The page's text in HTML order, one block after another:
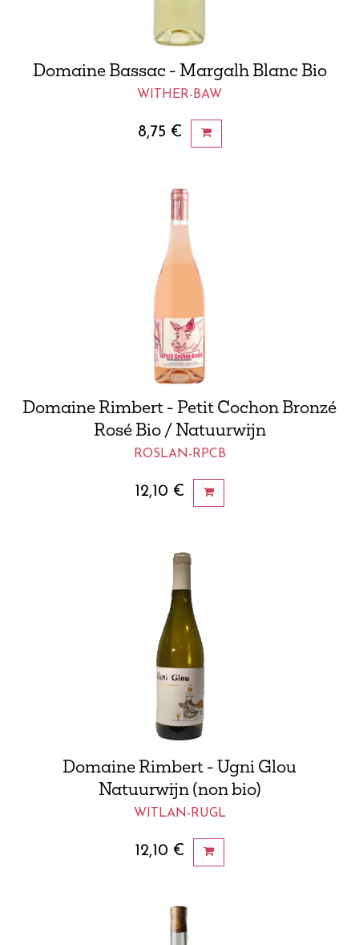
Domaine Bassac - Margalh Blanc Bio
WITHER-BAW
8,75 €
Domaine Rimbert - Petit Cochon Bronzé
Rosé Bio / Natuurwijn
ROSLAN-RPCB
12,10 €
Domaine Rimbert - Ugni Glou
Natuurwijn (non bio)
WITLAN-RUGL
12,10 €